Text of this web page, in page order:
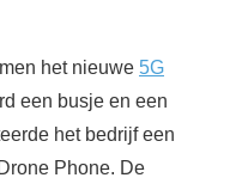
het nieuwe 5G
een busje en een
het bedrijf een
Phone. De